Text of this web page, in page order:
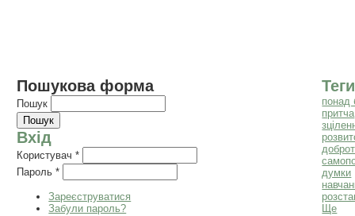
Пошукова форма
Пошук
Вхід
Користувач*
Пароль*
Зареєструватися
Забули пароль?
понад
притча
думки
Ще